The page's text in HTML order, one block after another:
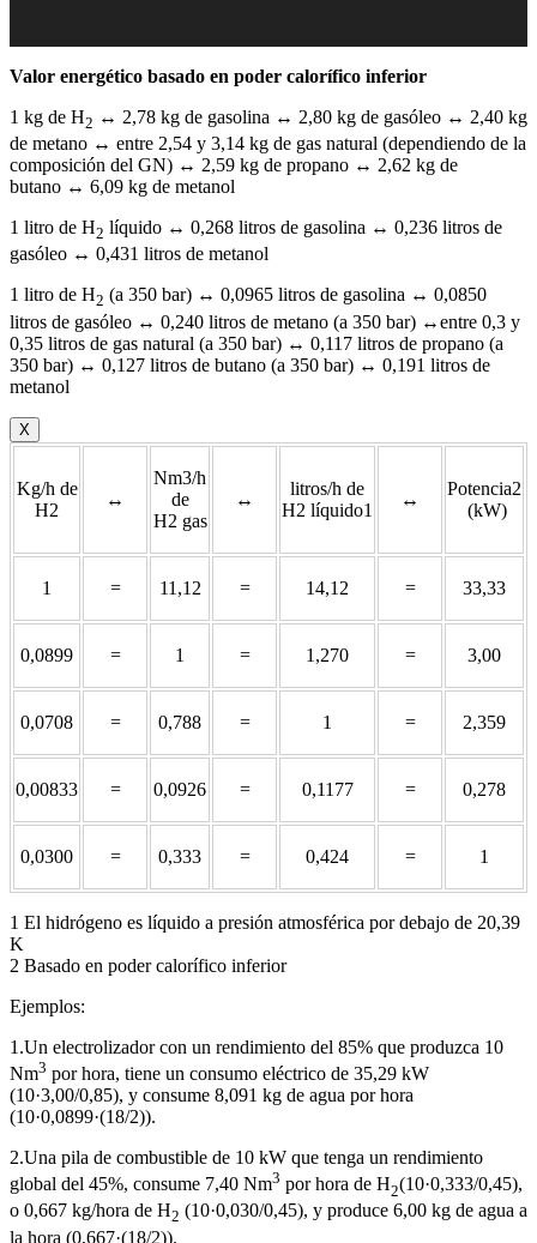
Valor energético basado en poder calorífico inferior
1 kg de H2 ↔ 2,78 kg de gasolina ↔ 2,80 kg de gasóleo ↔ 2,40 kg
de metano ↔ entre 2,54 y 3,14 kg de gas natural (dependiendo de la
composición del GN) ↔ 2,59 kg de propano ↔ 2,62 kg de
butano ↔ 6,09 kg de metanol
1 litro de H2 líquido ↔ 0,268 litros de gasolina ↔ 0,236 litros de
gasóleo ↔ 0,431 litros de metanol
1 litro de H2 (a 350 bar) ↔ 0,0965 litros de gasolina ↔ 0,0850
litros de gasóleo ↔ 0,240 litros de metano (a 350 bar) ↔entre 0,3 y
0,35 litros de gas natural (a 350 bar) ↔ 0,117 litros de propano (a
350 bar) ↔ 0,127 litros de butano (a 350 bar) ↔ 0,191 litros de
metanol
X
Kg/h de
H2
↔
Nm3/h
de
H2 gas
↔
litros/h de
H2 líquido1
↔
Potencia2
(kW)
1 = 11,12 = 14,12 = 33,33
0,0899 = 1 = 1,270 = 3,00
0,0708 = 0,788 = 1 = 2,359
0,00833 = 0,0926 = 0,1177 = 0,278
0,0300 = 0,333 = 0,424 = 1
1 El hidrógeno es líquido a presión atmosférica por debajo de 20,39
K
2 Basado en poder calorífico inferior
Ejemplos:
1.Un electrolizador con un rendimiento del 85% que produzca 10
Nm3 por hora, tiene un consumo eléctrico de 35,29 kW
(10·3,00/0,85), y consume 8,091 kg de agua por hora
(10·0,0899·(18/2)).
2.Una pila de combustible de 10 kW que tenga un rendimiento
global del 45%, consume 7,40 Nm3 por hora de H2(10·0,333/0,45),
o 0,667 kg/hora de H2 (10·0,030/0,45), y produce 6,00 kg de agua a
la hora (0,667·(18/2)).